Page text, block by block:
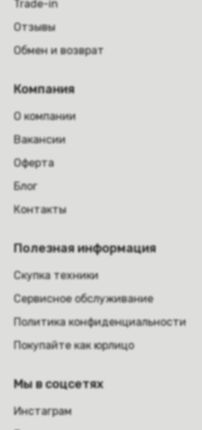
Trade-in
Отзывы
Обмен и возврат
Компания
О компании
Вакансии
Оферта
Блог
Контакты
Полезная информация
Скупка техники
Сервисное обслуживание
Политика конфиденциальности
Покупайте как юрлицо
Мы в соцсетях
Инстаграм